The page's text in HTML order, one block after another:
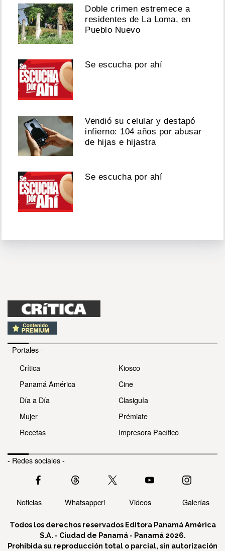
Doble crimen estremece a
residentes de La Loma, en
Pueblo Nuevo
Se escucha por ahí
Vendió su celular y destapó
infierno: 104 años por abusar
de hijas e hijastra
Se escucha por ahí
- Portales -
Crítica
Panamá América
Día a Día
Mujer
Recetas
Kiosco
Cine
Clasiguía
Prémiate
Impresora Pacífico
- Redes sociales -
Noticias Whatsappcri Videos Galerías
Todos los derechos reservados Editora Panamá América
S.A. - Ciudad de Panamá - Panamá 2026.
Prohibida su reproducción total o parcial, sin autorización